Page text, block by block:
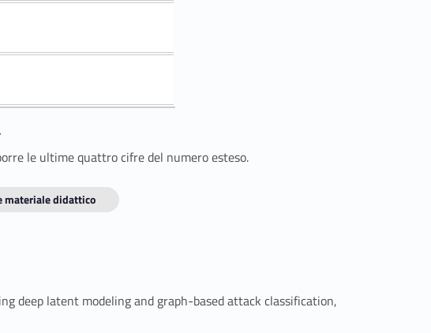
le ultime quattro cifre del numero esteso.
materiale didattico
deep latent modeling and graph-based attack classification,